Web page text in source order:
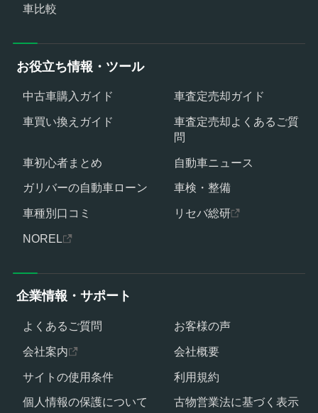
車比較
お役立ち情報・ツール
中古車購入ガイド
車査定売却ガイド
車買い換えガイド
車査定売却よくあるご質
問
車初心者まとめ
自動車ニュース
ガリバーの自動車ローン
車検・整備
車種別口コミ
リセバ総研
NOREL
企業情報・サポート
よくあるご質問
お客様の声
会社案内
会社概要
サイトの使用条件
利用規約
個人情報の保護について
古物営業法に基づく表示